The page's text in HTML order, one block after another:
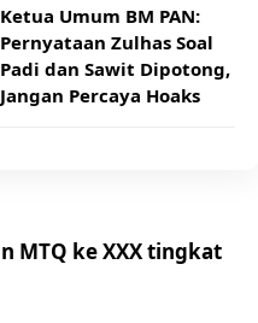
Ketua Umum BM PAN:
Pernyataan Zulhas Soal
Padi dan Sawit Dipotong,
Jangan Percaya Hoaks
MTQ ke XXX tingkat